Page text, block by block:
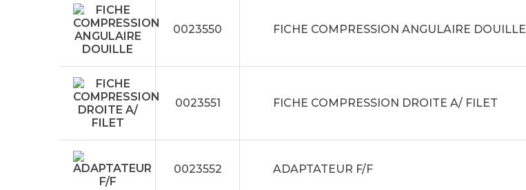
0023550 FICHE COMPRESSION ANGULAIRE DOUILLE
0023551 FICHE COMPRESSION DROITE A/ FILET
0023552 ADAPTATEUR F/F